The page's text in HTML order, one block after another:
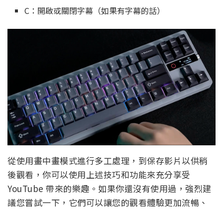
C：開啟或關閉字幕（如果有字幕的話）
從使用畫中畫模式進行多工處理，到保存影片以供稍
後觀看，你可以使用上述技巧和功能來充分享受
YouTube 帶來的樂趣。如果你還沒有使用過，強烈建
議您嘗試一下，它們可以讓您的觀看體驗更加流暢、